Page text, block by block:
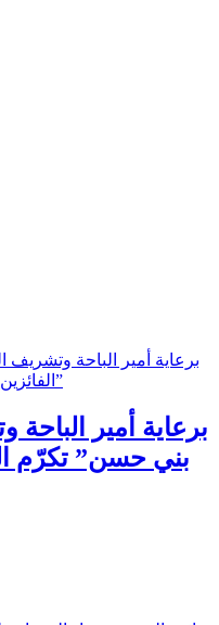
برعاية أمير
بني حسن” تكرّم